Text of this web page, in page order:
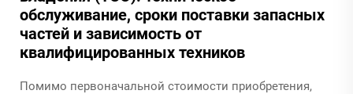
обслуживание, сроки поставки запасных
частей и зависимость от
квалифицированных техников
Помимо первоначальной стоимости приобретения,